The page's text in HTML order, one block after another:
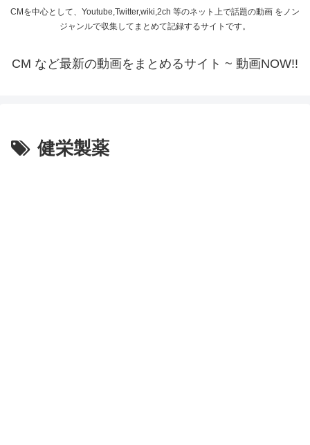
CMを中心として、Youtube,Twitter,wiki,2ch 等のネット上で話題の動画 をノン
ジャンルで収集してまとめて記録するサイトです。
CM など最新の動画をまとめるサイト ~ 動画NOW!!
健栄製薬